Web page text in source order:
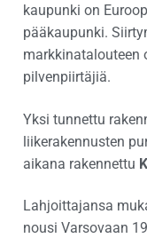
kaupunki on
pääkaupunki.
markkinatalouteen
pilvenpiirtäjiä.
Yksi tunnettu
liikerakennusten
aikana rakennettu
Lahjoittajansa
nousi Varsovaan